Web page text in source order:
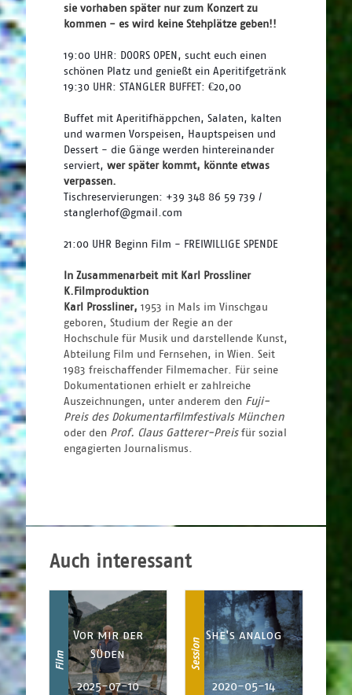
sie vorhaben später nur zum Konzert zu
kommen - es wird keine Stehplätze geben!!
19:00 UHR: DOORS OPEN, sucht euch einen
schönen Platz und genießt ein Aperitifgetränk
19:30 UHR: STANGLER BUFFET: €20,00
Buffet mit Aperitifhäppchen, Salaten, kalten
und warmen Vorspeisen, Hauptspeisen und
Dessert - die Gänge werden hintereinander
serviert, wer später kommt, könnte etwas
verpassen.
Tischreservierungen: +39 348 86 59 739 /
stanglerhof@gmail.com
21:00 UHR Beginn Film - FREIWILLIGE SPENDE
In Zusammenarbeit mit Karl Prossliner
K.Filmproduktion
Karl Prossliner, 1953 in Mals im Vinschgau
geboren, Studium der Regie an der
Hochschule für Musik und darstellende Kunst,
Abteilung Film und Fernsehen, in Wien. Seit
1983 freischaffender Filmemacher. Für seine
Dokumentationen erhielt er zahlreiche
Auszeichnungen, unter anderem den Fuji-
Preis des Dokumentarfilmfestivals München
oder den Prof. Claus Gatterer-Preis für sozial
engagierten Journalismus.
Auch interessant
Film
Vor mir der
Süden
2025-07-10
Session
She's analog
2020-05-14